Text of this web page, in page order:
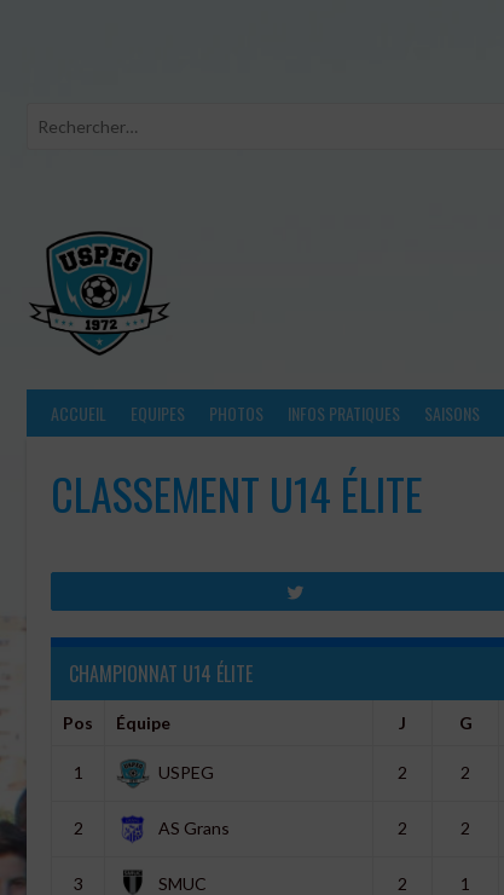
ACCUEIL EQUIPES PHOTOS INFOS PRATIQUES SAISONS
CLASSEMENT U14 ÉLITE
CHAMPIONNAT U14 ÉLITE
Pos Équipe J G
1 USPEG 2 2
2 AS Grans 2 2
3 SMUC 2 1